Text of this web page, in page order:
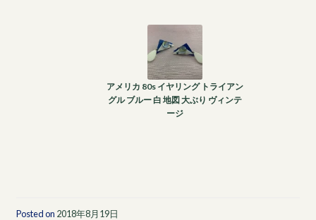
アメリカ 80s イヤリング トライアン
グル ブルー 白 地図 大ぶり ヴィンテ
ージ
Posted on 2018年8月19日